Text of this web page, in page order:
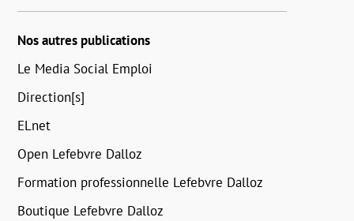
Nos autres publications
Le Media Social Emploi
Direction[s]
ELnet
Open Lefebvre Dalloz
Formation professionnelle Lefebvre Dalloz
Boutique Lefebvre Dalloz